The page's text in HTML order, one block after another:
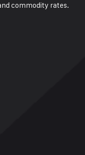
commodity rates.